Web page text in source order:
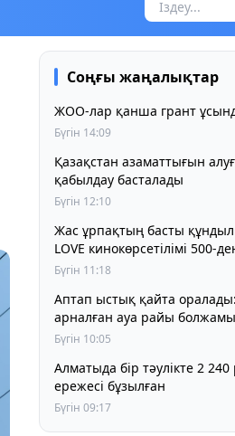
Соңғы жаңалықтар
ЖОО-лар қанша грант
Бүгін 14:09
Қазақстан азаматтығын
қабылдау басталады
Бүгін 12:10
Жас ұрпақтың басты
LOVE кинокөрсетілімі 500-
біріктірді
Бүгін 11:18
Аптап ыстық қайта
арналған ауа райы болжамы
Бүгін 10:05
Алматыда бір тәулікте 2 240 рет жол
ережесі бұзылған
Бүгін 09:17